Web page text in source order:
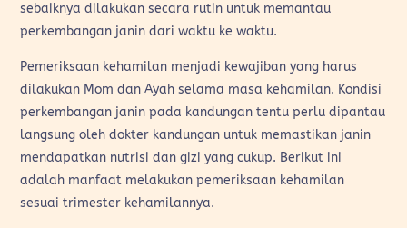
sebaiknya dilakukan secara rutin untuk memantau
perkembangan janin dari waktu ke waktu.
Pemeriksaan kehamilan menjadi kewajiban yang harus
dilakukan Mom dan Ayah selama masa kehamilan. Kondisi
perkembangan janin pada kandungan tentu perlu dipantau
langsung oleh dokter kandungan untuk memastikan janin
mendapatkan nutrisi dan gizi yang cukup. Berikut ini
adalah manfaat melakukan pemeriksaan kehamilan
sesuai trimester kehamilannya.